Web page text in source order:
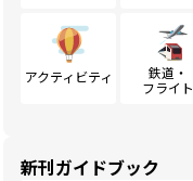
アクティビティ
鉄道・
フライト
新刊ガイドブック